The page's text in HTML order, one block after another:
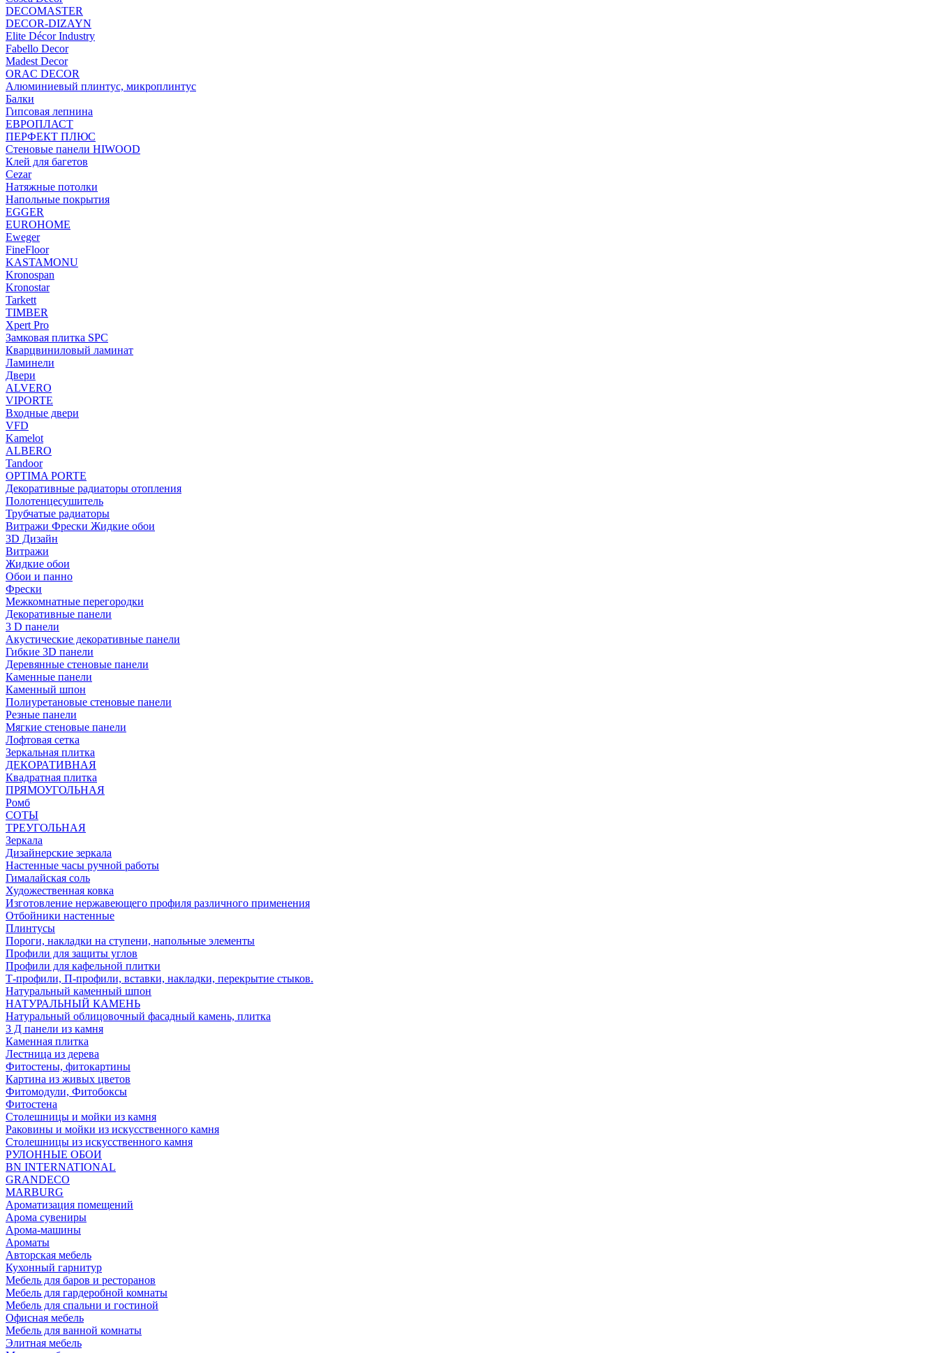
DECOMASTER
DECOR-DIZAYN
Elite Décor Industry
Fabello Decor
Madest Decor
ORAC DECOR
Алюминиевый плинтус, микроплинтус
Балки
Гипсовая лепнина
ЕВРОПЛАСТ
ПЕРФЕКТ ПЛЮС
Стеновые панели HIWOOD
Клей для багетов
Cezar
Натяжные потолки
Напольные покрытия
EGGER
EUROHOME
Eweger
FineFloor
KASTAMONU
Kronospan
Kronostar
Tarkett
TIMBER
Xpert Pro
Замковая плитка SPC
Кварцвиниловый ламинат
Ламинели
Двери
ALVERO
VIPORTE
Входные двери
VFD
Kamelot
ALBERO
Tandoor
OPTIMA PORTE
Декоративные радиаторы отопления
Полотенцесушитель
Трубчатые радиаторы
Витражи Фрески Жидкие обои
3D Дизайн
Витражи
Жидкие обои
Обои и панно
Фрески
Межкомнатные перегородки
Декоративные панели
3 D панели
Акустические декоративные панели
Гибкие 3D панели
Деревянные стеновые панели
Каменные панели
Каменный шпон
Полиуретановые стеновые панели
Резные панели
Мягкие стеновые панели
Лофтовая сетка
Зеркальная плитка
ДЕКОРАТИВНАЯ
Квадратная плитка
ПРЯМОУГОЛЬНАЯ
Ромб
СОТЫ
ТРЕУГОЛЬНАЯ
Зеркала
Дизайнерские зеркала
Настенные часы ручной работы
Гималайская соль
Художественная ковка
Изготовление нержавеющего профиля различного применения
Отбойники настенные
Плинтусы
Пороги, накладки на ступени, напольные элементы
Профили для защиты углов
Профили для кафельной плитки
Т-профили, П-профили, вставки, накладки, перекрытие стыков.
Натуральный каменный шпон
НАТУРАЛЬНЫЙ КАМЕНЬ
Натуральный облицовочный фасадный камень, плитка
3 Д панели из камня
Каменная плитка
Лестница из дерева
Фитостены, фитокартины
Картина из живых цветов
Фитомодули, Фитобоксы
Фитостена
Столешницы и мойки из камня
Раковины и мойки из искусственного камня
Столешницы из искусственного камня
РУЛОННЫЕ ОБОИ
BN INTERNATIONAL
GRANDECO
MARBURG
Ароматизация помещений
Арома сувениры
Арома-машины
Ароматы
Авторская мебель
Кухонный гарнитур
Мебель для баров и ресторанов
Мебель для гардеробной комнаты
Мебель для спальни и гостиной
Офисная мебель
Мебель для ванной комнаты
Элитная мебель